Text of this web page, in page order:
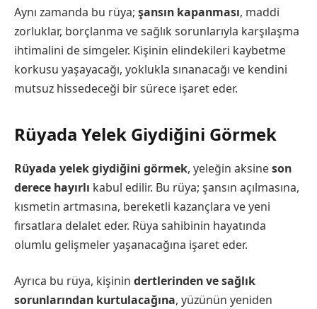
Aynı zamanda bu rüya; şansın kapanması, maddi
zorluklar, borçlanma ve sağlık sorunlarıyla karşılaşma
ihtimalini de simgeler. Kişinin elindekileri kaybetme
korkusu yaşayacağı, yoklukla sınanacağı ve kendini
mutsuz hissedeceği bir sürece işaret eder.
Rüyada Yelek Giydiğini Görmek
Rüyada yelek giydiğini görmek, yeleğin aksineson
derece hayırlı kabul edilir. Bu rüya; şansın açılmasına,
kısmetin artmasına, bereketli kazançlara ve yeni
fırsatlara delalet eder. Rüya sahibinin hayatında
olumlu gelişmeler yaşanacağına işaret eder.
Ayrıca bu rüya, kişinin dertlerinden ve sağlık
sorunlarından kurtulacağına, yüzünün yeniden